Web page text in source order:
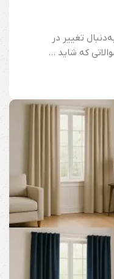
تغییر در
که شاید ...